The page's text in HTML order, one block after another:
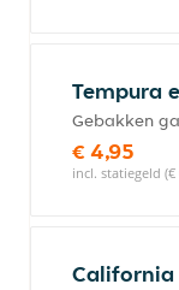
Tempura
Gebakken
€ 4,95
incl. statiegeld (€
California